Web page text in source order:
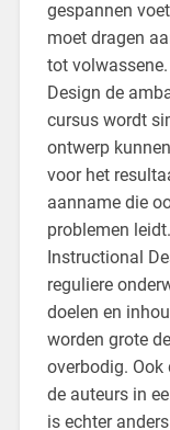
gespannen
moet dragen
tot
Design de
cursus wordt
ontwerp
voor het
aanname die
problemen
Instructional
reguliere
doelen en
worden grote
overbodig.
de auteurs in
is echter